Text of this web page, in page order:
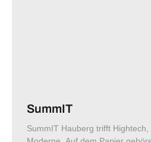
SummIT
SummIT Hauberg trifft